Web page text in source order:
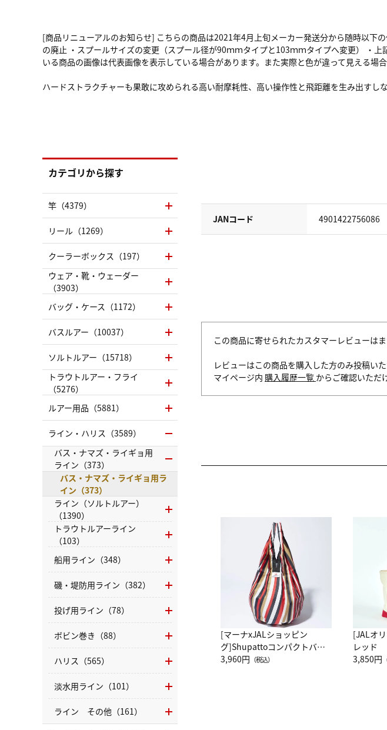
[商品リニューアルのお知らせ] こちらの商品は2021年4月上旬メーカー発送分から随時以下
の廃止 ・スプールサイズの変更（スプール径が90ｍｍタイプと103ｍｍタイプへ変更） ・
いる商品の画像は代表画像を表示している場合があります。また実際と色が違って見える場
ハードストラクチャーも果敢に攻められる高い耐摩耗性、高い操作性と飛距離を生み出す
JANコード 4901422756086
この商品に寄せられたカスタマーレビューはま
レビューはこの商品を購入した方のみ投稿い
マイページ内 購入履歴一覧 からご確認いただ
[マーナxJALショッピン
グ]Shupattoコンパクトバッ
グ Drop JAL客室乗務員
3,960円 （税込）
[JALオ
レッド
3,850円
カテゴリから探す
竿（4379）
リール（1269）
クーラーボックス（197）
ウェア・靴・ウェーダー
（3903）
バッグ・ケース（1172）
バスルアー（10037）
ソルトルアー（15718）
トラウトルアー・フライ
（5276）
ルアー用品（5881）
ライン・ハリス（3589）
バス・ナマズ・ライギョ用
ライン（373）
バス・ナマズ・ライギョ用ラ
イン（373）
ライン（ソルトルアー）
（1390）
トラウトルアーライン
（103）
船用ライン（348）
磯・堤防用ライン（382）
投げ用ライン（78）
ボビン巻き（88）
ハリス（565）
淡水用ライン（101）
ライン その他（161）